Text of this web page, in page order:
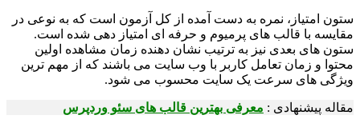
ستون امتیاز، نمره به دست آمده از کل آزمون است که به نوعی در
مقایسه با قالب های پرمیوم و حرفه ای امتیاز دهی شده است.
ستون های بعدی نیز به ترتیب نشان دهنده زمان مشاهده اولین
محتوا و زمان تعامل کاربر با وب سایت می باشند که از مهم ترین
ویژگی های سرعت یک سایت محسوب می شود.
مقاله پیشنهادی : معرفی بهترین قالب های سئو وردپرس